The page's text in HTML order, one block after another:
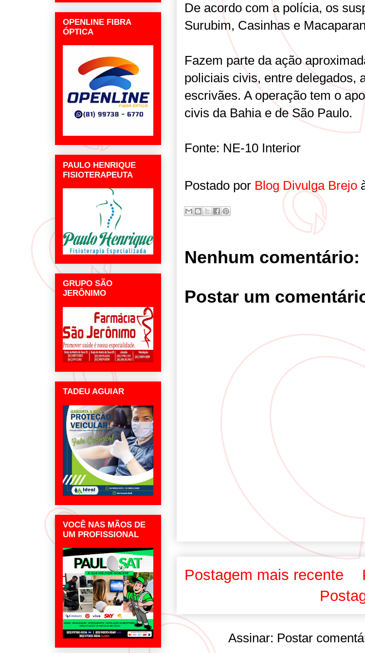
De acordo com a polícia, os
Surubim, Casinhas e
Fazem parte da ação
policiais civis, entre delegados,
escrivães. A operação tem o
civis da Bahia e de São Paulo.
Fonte: NE-10 Interior
Postado por Blog Divulga Brejo
Nenhum comentário:
Postar um
Postagem mais recente
Assinar: Postar
OPENLINE FIBRA
ÓPTICA
PAULO HENRIQUE
FISIOTERAPEUTA
GRUPO SÃO
JERÔNIMO
TADEU AGUIAR
VOCÊ NAS MÃOS DE
UM PROFISSIONAL